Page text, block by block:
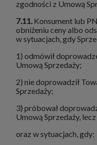
zgodności z Umową
7.11. Konsument lub
obniżeniu ceny albo
w sytuacjach, gdy
1) odmówił
Umową Sprzedaży;
2) nie doprowadził
Sprzedaży;
3) próbował
Umową Sprzedaży,
oraz w sytuacjach, gdy: